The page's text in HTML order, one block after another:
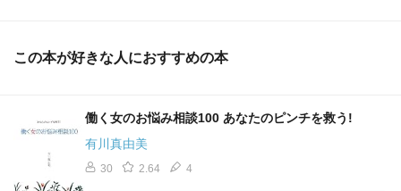
この本が好きな人におすすめの本
働く女のお悩み相談100 あなたのピンチを救う!
有川真由美
30 2.64 4